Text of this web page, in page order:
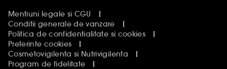
Mentiuni legale si CGU
Conditii generale de vanzare
Politica de confidentialitate si cookies
Preferinte cookies
Cosmetovigilenta si Nutrivigilenta
Program de fidelitate